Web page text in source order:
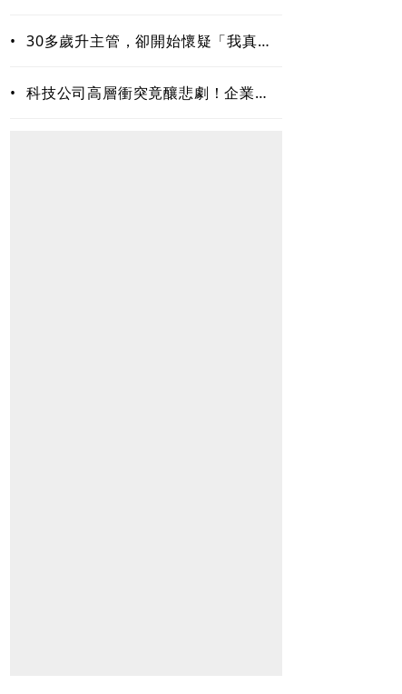
• 30多歲升主管，卻開始懷疑「我真的
• 科技公司高層衝突竟釀悲劇！企業內